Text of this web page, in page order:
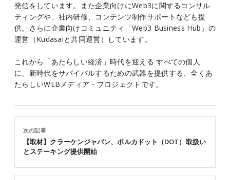
発信をしています。また企業向けにWeb3に関するコンサル
ティングや、社内研修、コンテンツ制作サポートなども提
供。さらに企業向けコミュニティ「Web3 Business Hub」の
運営（Kudasaiと共同運営）しています。
これから「あたらしい経済」時代を迎える すべての個人
に、新時代をサバイバルするための武器を提供する、全くあ
たらしいWEBメディア・プロジェクトです。
次の記事
【取材】クラーケンジャパン、ポルカドット（DOT）取扱い
とステーキング提供開始